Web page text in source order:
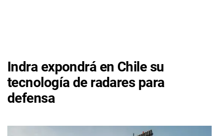
Indra expondrá en Chile su
tecnología de radares para
defensa